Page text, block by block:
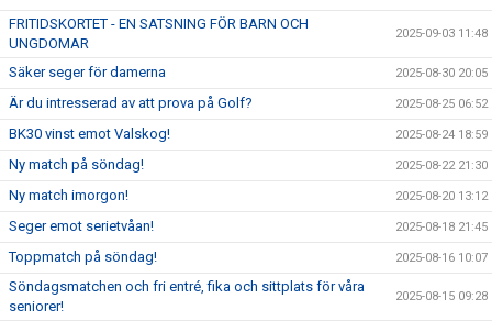
FRITIDSKORTET - EN SATSNING FÖR BARN OCH
UNGDOMAR
2025-09-03 11:48
Säker seger för damerna 2025-08-30 20:05
Är du intresserad av att prova på Golf? 2025-08-25 06:52
BK30 vinst emot Valskog! 2025-08-24 18:59
Ny match på söndag! 2025-08-22 21:30
Ny match imorgon! 2025-08-20 13:12
Seger emot serietvåan! 2025-08-18 21:45
Toppmatch på söndag! 2025-08-16 10:07
Söndagsmatchen och fri entré, fika och sittplats för våra
seniorer!
2025-08-15 09:28